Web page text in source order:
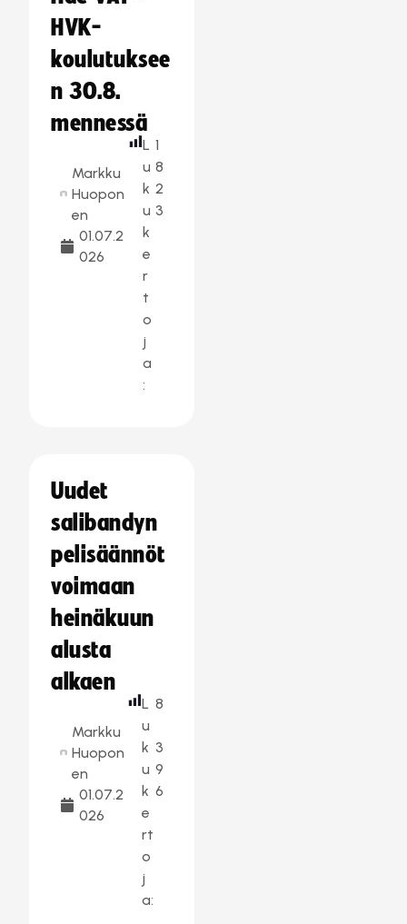
HVK-
koulutuksee
n 30.8.
mennessä
Markku
Huopon
en
01.07.2
026
L
u
k
u
k
e
r
t
o
j
a
:
1
8
2
3
Uudet
salibandyn
pelisäännöt
voimaan
heinäkuun
alusta
alkaen
Markku
Huopon
en
01.07.2
026
L
u
k
u
k
e
rt
o
j
a:
8
3
9
6